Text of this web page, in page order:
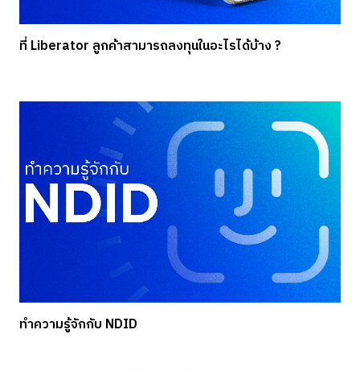
ที่ Liberator ลูกค้าสามารถลงทุนในอะไรได้บ้าง ?
ทำความรู้จักกับ NDID